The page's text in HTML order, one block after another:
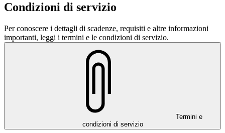
Condizioni di servizio
Per conoscere i dettagli di scadenze, requisiti e altre informazioni
importanti, leggi i termini e le condizioni di servizio.
Termini e
condizioni di servizio